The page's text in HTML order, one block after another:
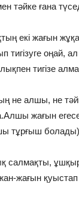
тәйке ғана
екі жағын
тигізуге оңай,
тигізе
не алшы, не
жағын
тұрғыш
салмақты,
жағын қуыстап